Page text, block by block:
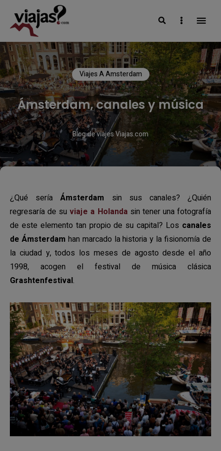
VIAJAS BLOG
SearchSidebar
Viajes A Amsterdam
Ámsterdam, canales y música
Blog de viajes Viajas.com
¿Qué seríaÁmsterdam sin sus canales? ¿Quién
regresaría de suviaje a Holanda sin tener una fotografía
de este elemento tan propio de su capital? Los canales
de Ámsterdam han marcado la historia y la fisionomía de
la ciudad y, todos los meses de agosto desde el año
1998, acogen el festival de música clásica
Grashtenfestival.